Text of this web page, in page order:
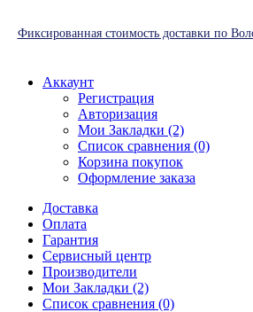
Фиксированная стоимость доставки по
Аккаунт
Регистрация
Авторизация
Мои Закладки (2)
Список сравнения (0)
Корзина покупок
Оформление заказа
Доставка
Оплата
Гарантия
Сервисный центр
Производители
Мои Закладки (2)
Список сравнения (0)